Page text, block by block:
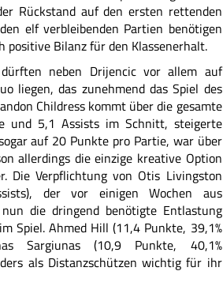
Rückstand auf den ersten rettenden
elf verbleibenden Partien benötigen
positive Bilanz für den Klassenerhalt.
neben Drijencic vor allem auf
liegen, das zunehmend das Spiel des
Childress kommt über die gesamte
und 5,1 Assists im Schnitt, steigerte
auf 20 Punkte pro Partie, war über
allerdings die einzige kreative Option
Die Verpflichtung von Otis Livingston
der vor einigen Wochen aus
die dringend benötigte Entlastung
Spiel. Ahmed Hill (11,4 Punkte, 39,1%
Sargiunas (10,9 Punkte, 40,1%
als Distanzschützen wichtig für ihr